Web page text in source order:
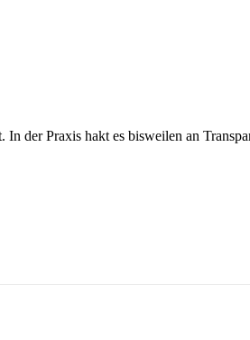
der Praxis hakt es bisweilen an